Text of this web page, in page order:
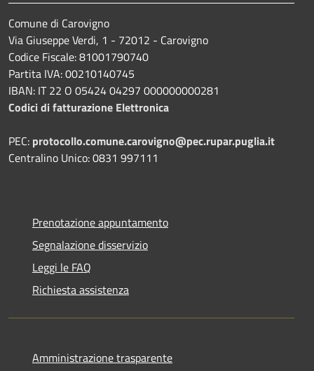
Comune di Carovigno
Via Giuseppe Verdi, 1 - 72012 - Carovigno
Codice Fiscale: 81001790740
Partita IVA: 00210140745
IBAN: IT 22 O 05424 04297 000000000281
Codici di fatturazione Elettronica
PEC: protocollo.comune.carovigno@pec.rupar.puglia.it
Centralino Unico: 0831 997111
Prenotazione appuntamento
Segnalazione disservizio
Leggi le FAQ
Richiesta assistenza
Amministrazione trasparente